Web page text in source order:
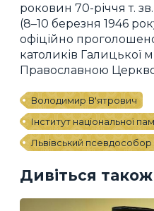
роковин 70-річчя т.
(8–10 березня 1946
офіційно
католиків Галицької
Православною
Володимир В'ятрович
Інститут національної
Львівський псевдособор
Дивіться також